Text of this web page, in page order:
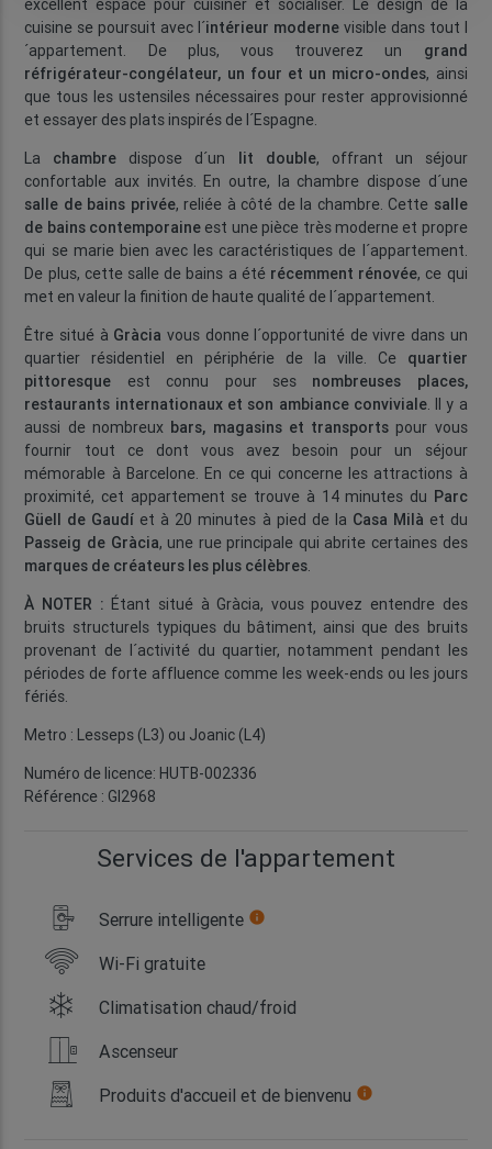
excellent espace pour cuisiner et socialiser. Le design de la
cuisine se poursuit avec l´intérieur modernevisible dans tout l
´appartement. De plus, vous trouverez un grand
réfrigérateur-congélateur, un four et un micro-ondes, ainsi
que tous les ustensiles nécessaires pour rester approvisionné
et essayer des plats inspirés de l´Espagne.
La chambre dispose d´un lit double, offrant un séjour
confortable aux invités. En outre, la chambre dispose d´une
salle de bains privée, reliée à côté de la chambre. Cette salle
de bains contemporaine est une pièce très moderne et propre
qui se marie bien avec les caractéristiques de l´appartement.
De plus, cette salle de bains a été récemment rénovée, ce qui
met en valeur la finition de haute qualité de l´appartement.
Être situé à Gràcia vous donne l´opportunité de vivre dans un
quartier résidentiel en périphérie de la ville. Ce quartier
pittoresque est connu pour ses nombreuses places,
restaurants internationaux et son ambiance conviviale. Il y a
aussi de nombreux bars, magasins et transports pour vous
fournir tout ce dont vous avez besoin pour un séjour
mémorable à Barcelone. En ce qui concerne les attractions à
proximité, cet appartement se trouve à 14 minutes du Parc
Güell de Gaudí et à 20 minutes à pied de la Casa Milà et du
Passeig de Gràcia, une rue principale qui abrite certaines des
marques de créateurs les plus célèbres.
À NOTER : Étant situé à Gràcia, vous pouvez entendre des
bruits structurels typiques du bâtiment, ainsi que des bruits
provenant de l´activité du quartier, notamment pendant les
périodes de forte affluence comme les week-ends ou les jours
fériés.
Metro : Lesseps (L3) ou Joanic (L4)
Numéro de licence: HUTB-002336
Référence : GI2968
Services de l'appartement
Serrure intelligente info
Wi-Fi gratuite
Climatisation chaud/froid
Ascenseur
Produits d'accueil et de bienvenu info